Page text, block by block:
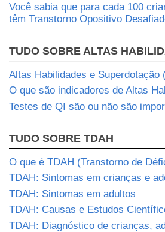
Você sabia que para cada 100
têm Transtorno Opositivo
TUDO SOBRE ALTAS
Altas Habilidades e Superdotação
O que são indicadores de Altas
Testes de QI são ou não são
TUDO SOBRE TDAH
O que é TDAH (Transtorno de
TDAH: Sintomas em crianças e
TDAH: Sintomas em adultos
TDAH: Causas e Estudos
TDAH: Diagnóstico de crianças,